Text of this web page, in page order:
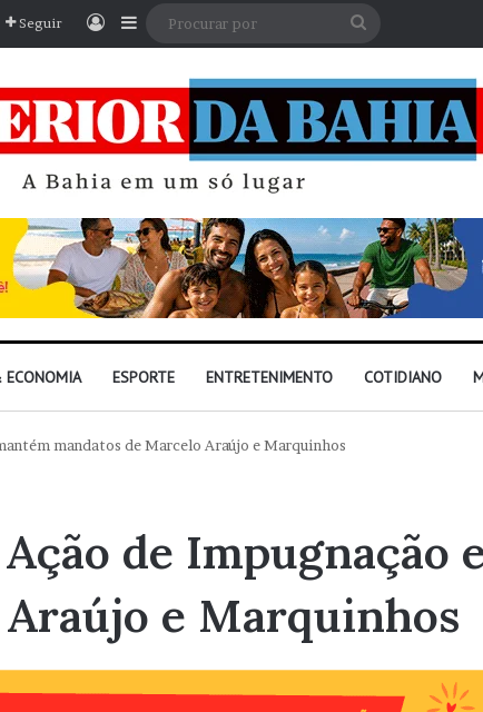
Seguir EntrarBarra Lateral
ESPORTE ENTRETENIMENTO COTIDIANO
mandatos de Marcelo Araújo e Marquinhos
de Impugnação
e Marquinhos